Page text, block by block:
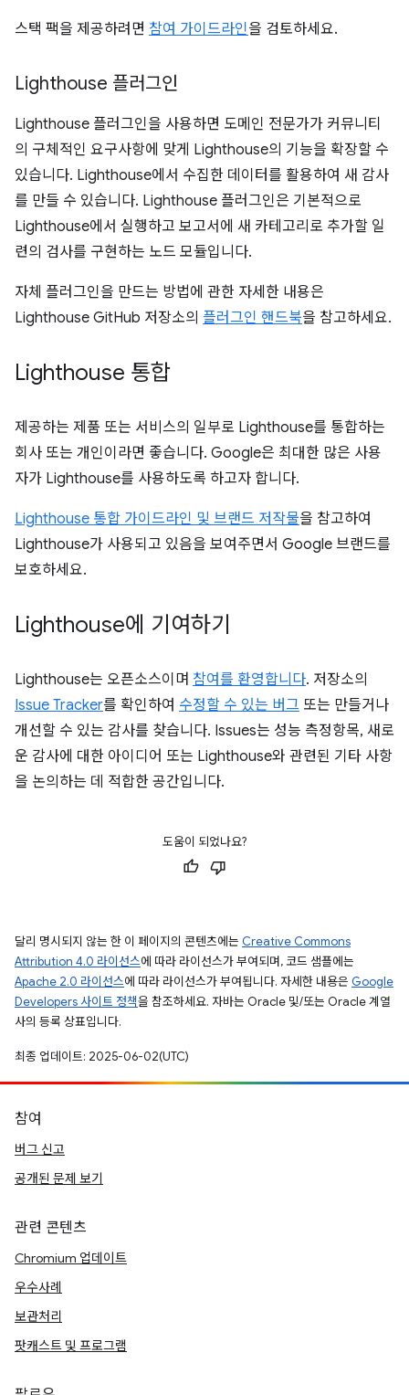
스택 팩을 제공하려면 참여 가이드라인을 검토하세요.
Lighthouse 플러그인
Lighthouse 플러그인을 사용하면 도메인 전문가가 커뮤니티
의 구체적인 요구사항에 맞게 Lighthouse의 기능을 확장할 수
있습니다. Lighthouse에서 수집한 데이터를 활용하여 새 감사
를 만들 수 있습니다. Lighthouse 플러그인은 기본적으로
Lighthouse에서 실행하고 보고서에 새 카테고리로 추가할 일
련의 검사를 구현하는 노드 모듈입니다.
자체 플러그인을 만드는 방법에 관한 자세한 내용은
Lighthouse GitHub 저장소의 플러그인 핸드북을 참고하세요.
Lighthouse 통합
제공하는 제품 또는 서비스의 일부로 Lighthouse를 통합하는
회사 또는 개인이라면 좋습니다. Google은 최대한 많은 사용
자가 Lighthouse를 사용하도록 하고자 합니다.
Lighthouse 통합 가이드라인 및 브랜드 저작물을 참고하여
Lighthouse가 사용되고 있음을 보여주면서 Google 브랜드를
보호하세요.
Lighthouse에 기여하기
Lighthouse는 오픈소스이며 참여를 환영합니다. 저장소의
Issue Tracker를 확인하여 수정할 수 있는 버그 또는 만들거나
개선할 수 있는 감사를 찾습니다. Issues는 성능 측정항목, 새로
운 감사에 대한 아이디어 또는 Lighthouse와 관련된 기타 사항
을 논의하는 데 적합한 공간입니다.
도움이 되었나요?
달리 명시되지 않는 한 이 페이지의 콘텐츠에는 Creative Commons
Attribution 4.0 라이선스에 따라 라이선스가 부여되며, 코드 샘플에는
Apache 2.0 라이선스에 따라 라이선스가 부여됩니다. 자세한 내용은 Google
Developers 사이트 정책을 참조하세요. 자바는 Oracle 및/또는 Oracle 계열
사의 등록 상표입니다.
최종 업데이트: 2025-06-02(UTC)
참여
버그 신고
공개된 문제 보기
관련 콘텐츠
Chromium 업데이트
우수사례
보관처리
팟캐스트 및 프로그램